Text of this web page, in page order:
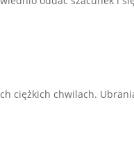
ciężkich chwilach.